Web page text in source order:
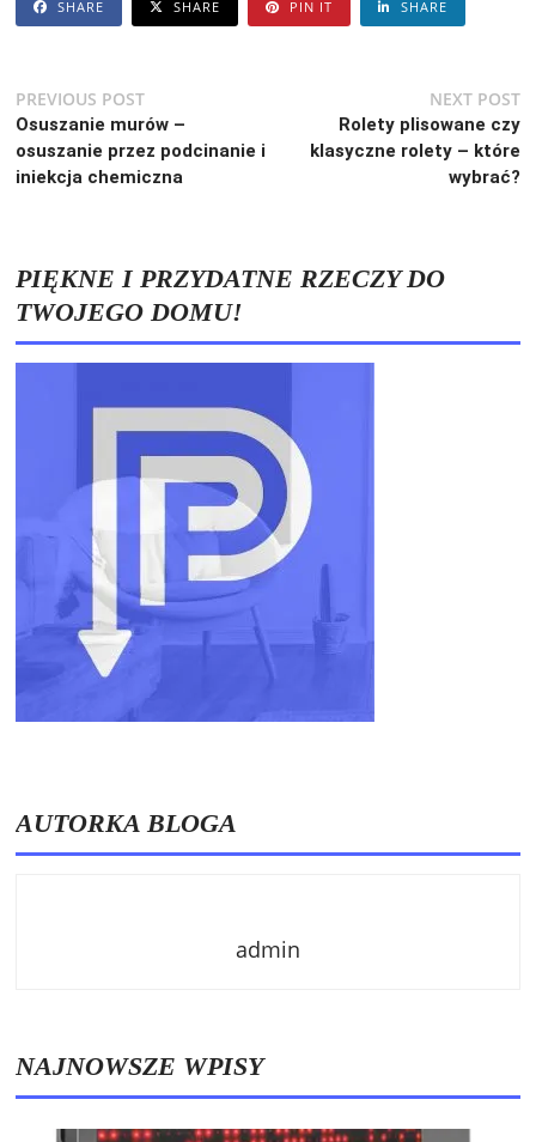
SHARE SHARE PIN IT SHARE
Nawigacja
wpisu
PREVIOUS POSTPrevious
post:
Osuszanie murów –
osuszanie przez podcinanie i
iniekcja chemiczna
NEXT POST
Rolety plisowane czy
klasyczne rolety – które
wybrać?
PIĘKNE I PRZYDATNE RZECZY DO
TWOJEGO DOMU!
AUTORKA BLOGA
admin
NAJNOWSZE WPISY